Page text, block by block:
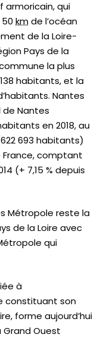
armoricain, qui
kmde l’océan
de la Loire-
Pays de la
la plus
habitants, et la
Nantes
Nantes
en 2018, au
693 habitants)
comptant
(+ 7,15 % depuis
Métropole reste la
de la Loire avec
qui
à
constituant son
forme aujourd’hui
Ouest